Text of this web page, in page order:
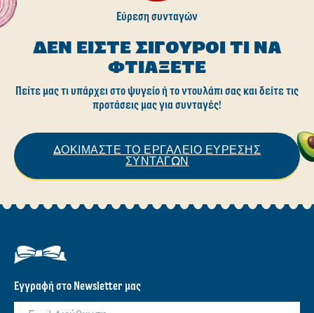
Εύρεση συνταγών
ΔΕΝ ΕΊΣΤΕ ΣΊΓΟΥΡΟΙ ΤΙ ΝΑ
ΦΤΙΆΞΕΤΕ
Πείτε μας τι υπάρχει στο ψυγείο ή το ντουλάπι σας και δείτε τις
προτάσεις μας για συνταγές!
ΔΟΚΙΜΑΣΤΕ ΤΟ ΕΡΓΑΛΕΙΟ ΕΥΡΕΣΗΣ
ΣΥΝΤΑΓΩΝ
Εγγραφή στο Newsletter μας